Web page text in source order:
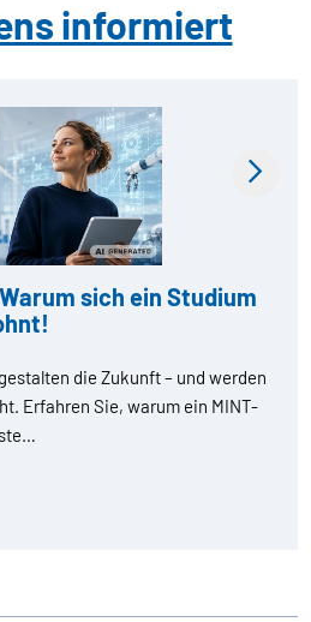
informiert
sich ein Studium
die Zukunft – und werden
Erfahren Sie, warum ein MINT-